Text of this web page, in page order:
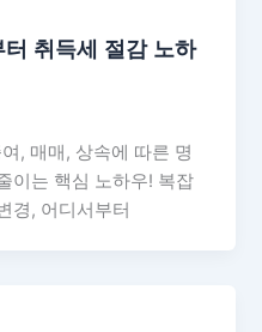
취득세 절감 노하
, 매매, 상속에 따른 명
이는 핵심 노하우! 복잡
경, 어디서부터